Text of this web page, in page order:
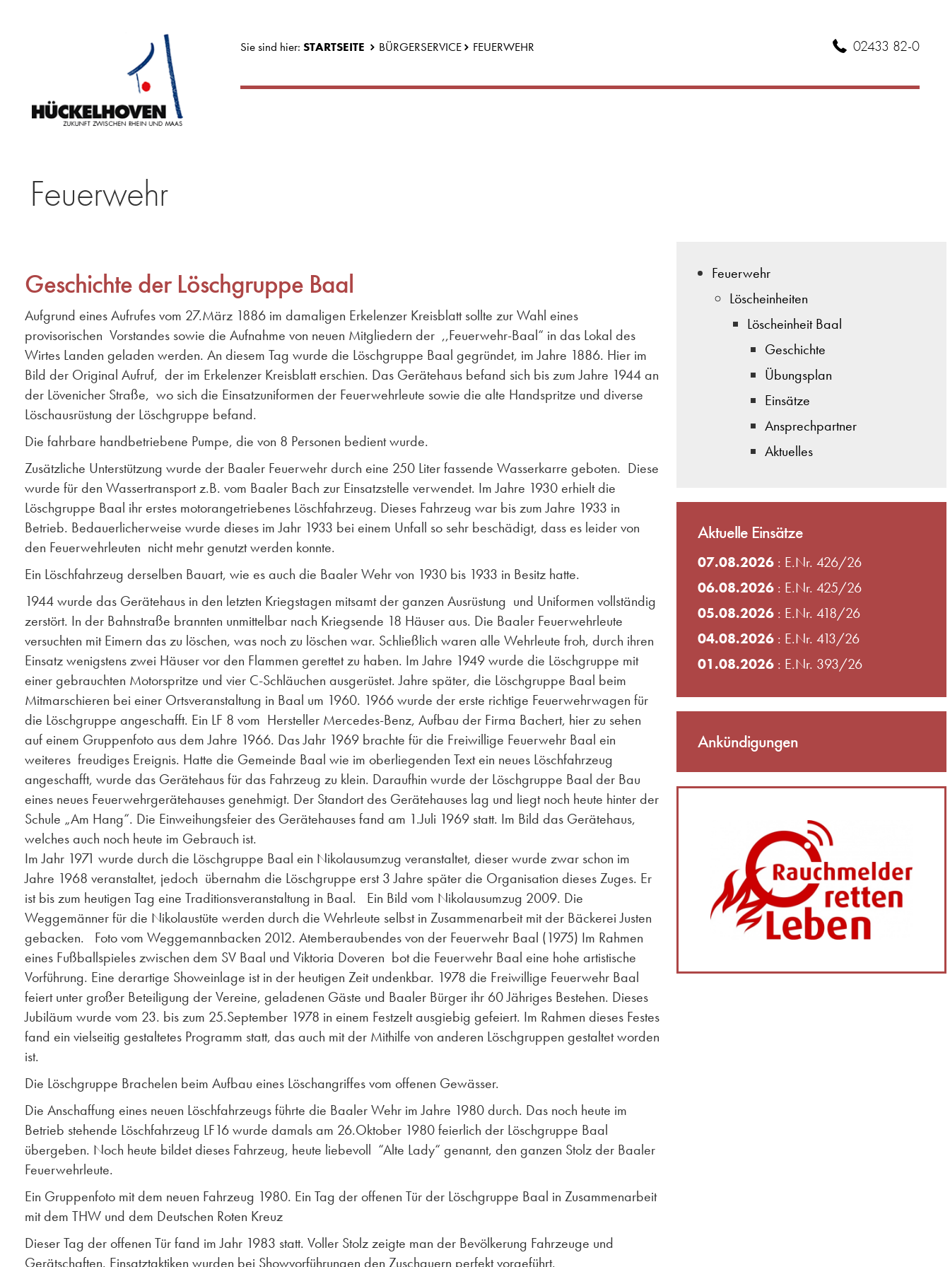
Sie sind hier:STARTSEITE BÜRGERSERVICE FEUERWEHR 02433 82-0
Feuerwehr
Geschichte der Löschgruppe Baal
Aufgrund eines Aufrufes vom 27.März 1886 im damaligen Erkelenzer Kreisblatt sollte zur Wahl eines
provisorischen Vorstandes sowie die Aufnahme von neuen Mitgliedern der ,,Feuerwehr-Baal“ in das Lokal des
Wirtes Landen geladen werden. An diesem Tag wurde die Löschgruppe Baal gegründet, im Jahre 1886. Hier im
Bild der Original Aufruf, der im Erkelenzer Kreisblatt erschien. Das Gerätehaus befand sich bis zum Jahre 1944 an
der Lövenicher Straße, wo sich die Einsatzuniformen der Feuerwehrleute sowie die alte Handspritze und diverse
Löschausrüstung der Löschgruppe befand.
Die fahrbare handbetriebene Pumpe, die von 8 Personen bedient wurde.
Zusätzliche Unterstützung wurde der Baaler Feuerwehr durch eine 250 Liter fassende Wasserkarre geboten. Diese
wurde für den Wassertransport z.B. vom Baaler Bach zur Einsatzstelle verwendet. Im Jahre 1930 erhielt die
Löschgruppe Baal ihr erstes motorangetriebenes Löschfahrzeug. Dieses Fahrzeug war bis zum Jahre 1933 in
Betrieb. Bedauerlicherweise wurde dieses im Jahr 1933 bei einem Unfall so sehr beschädigt, dass es leider von
den Feuerwehrleuten nicht mehr genutzt werden konnte.
Ein Löschfahrzeug derselben Bauart, wie es auch die Baaler Wehr von 1930 bis 1933 in Besitz hatte.
1944 wurde das Gerätehaus in den letzten Kriegstagen mitsamt der ganzen Ausrüstung und Uniformen vollständig
zerstört. In der Bahnstraße brannten unmittelbar nach Kriegsende 18 Häuser aus. Die Baaler Feuerwehrleute
versuchten mit Eimern das zu löschen, was noch zu löschen war. Schließlich waren alle Wehrleute froh, durch ihren
Einsatz wenigstens zwei Häuser vor den Flammen gerettet zu haben. Im Jahre 1949 wurde die Löschgruppe mit
einer gebrauchten Motorspritze und vier C-Schläuchen ausgerüstet. Jahre später, die Löschgruppe Baal beim
Mitmarschieren bei einer Ortsveranstaltung in Baal um 1960. 1966 wurde der erste richtige Feuerwehrwagen für
die Löschgruppe angeschafft. Ein LF 8 vom Hersteller Mercedes-Benz, Aufbau der Firma Bachert, hier zu sehen
auf einem Gruppenfoto aus dem Jahre 1966. Das Jahr 1969 brachte für die Freiwillige Feuerwehr Baal ein
weiteres freudiges Ereignis. Hatte die Gemeinde Baal wie im oberliegenden Text ein neues Löschfahrzeug
angeschafft, wurde das Gerätehaus für das Fahrzeug zu klein. Daraufhin wurde der Löschgruppe Baal der Bau
eines neues Feuerwehrgerätehauses genehmigt. Der Standort des Gerätehauses lag und liegt noch heute hinter der
Schule „Am Hang“. Die Einweihungsfeier des Gerätehauses fand am 1.Juli 1969 statt. Im Bild das Gerätehaus,
welches auch noch heute im Gebrauch ist.
Im Jahr 1971 wurde durch die Löschgruppe Baal ein Nikolausumzug veranstaltet, dieser wurde zwar schon im
Jahre 1968 veranstaltet, jedoch übernahm die Löschgruppe erst 3 Jahre später die Organisation dieses Zuges. Er
ist bis zum heutigen Tag eine Traditionsveranstaltung in Baal. Ein Bild vom Nikolausumzug 2009. Die
Weggemänner für die Nikolaustüte werden durch die Wehrleute selbst in Zusammenarbeit mit der Bäckerei Justen
gebacken. Foto vom Weggemannbacken 2012. Atemberaubendes von der Feuerwehr Baal (1975) Im Rahmen
eines Fußballspieles zwischen dem SV Baal und Viktoria Doveren bot die Feuerwehr Baal eine hohe artistische
Vorführung. Eine derartige Showeinlage ist in der heutigen Zeit undenkbar. 1978 die Freiwillige Feuerwehr Baal
feiert unter großer Beteiligung der Vereine, geladenen Gäste und Baaler Bürger ihr 60 Jähriges Bestehen. Dieses
Jubiläum wurde vom 23. bis zum 25.September 1978 in einem Festzelt ausgiebig gefeiert. Im Rahmen dieses Festes
fand ein vielseitig gestaltetes Programm statt, das auch mit der Mithilfe von anderen Löschgruppen gestaltet worden
ist.
Die Löschgruppe Brachelen beim Aufbau eines Löschangriffes vom offenen Gewässer.
Die Anschaffung eines neuen Löschfahrzeugs führte die Baaler Wehr im Jahre 1980 durch. Das noch heute im
Betrieb stehende Löschfahrzeug LF16 wurde damals am 26.Oktober 1980 feierlich der Löschgruppe Baal
übergeben. Noch heute bildet dieses Fahrzeug, heute liebevoll “Alte Lady“ genannt, den ganzen Stolz der Baaler
Feuerwehrleute.
Ein Gruppenfoto mit dem neuen Fahrzeug 1980. Ein Tag der offenen Tür der Löschgruppe Baal in Zusammenarbeit
mit dem THW und dem Deutschen Roten Kreuz
Dieser Tag der offenen Tür fand im Jahr 1983 statt. Voller Stolz zeigte man der Bevölkerung Fahrzeuge und
Gerätschaften. Einsatztaktiken wurden bei Showvorführungen den Zuschauern perfekt vorgeführt.
Feuerwehr
Löscheinheiten
Löscheinheit Baal
Geschichte
Übungsplan
Einsätze
Ansprechpartner
Aktuelles
Aktuelle Einsätze
07.08.2026: E.Nr. 426/26
06.08.2026: E.Nr. 425/26
05.08.2026: E.Nr. 418/26
04.08.2026: E.Nr. 413/26
01.08.2026: E.Nr. 393/26
Ankündigungen